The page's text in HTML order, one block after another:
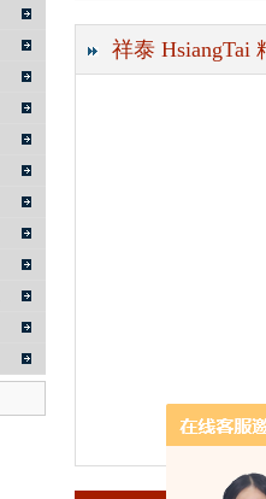
祥泰 HsiangTai